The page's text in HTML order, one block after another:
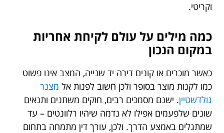
וקריטי.
כמה מילים על עולם לקיחת אחריות
במקום הנכון
כאשר מוכרים או קונים דירה יד שנייה, המצב אינו פשוט
כמו לקנות מוצר בסופר ולכן חשוב לפנות אל מצנר
גולדשטיין. ישנם מסמכים רבים, חוקים משתנים ותנאים
שונים שלפעמים אפילו לא נדמה שיהיו רלוונטים – עד
שמתגלים באמצע הדרך. ולכן, עורך דין מתמחה בתחום